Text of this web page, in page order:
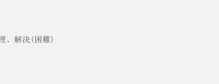
、解決(困難)